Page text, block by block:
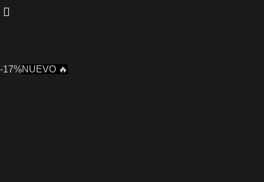
-17%NUEVO 🔥